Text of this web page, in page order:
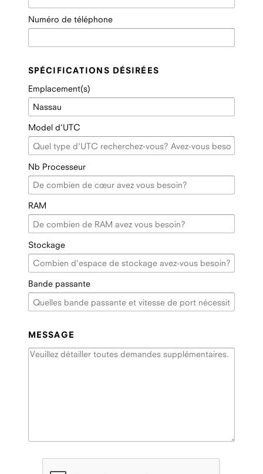
Numéro de téléphone
SPÉCIFICATIONS DÉSIRÉES
Emplacement(s)
Model d'UTC
Nb Processeur
RAM
Stockage
Bande passante
MESSAGE